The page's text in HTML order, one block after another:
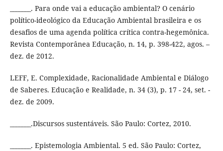
_______. Para onde vai a educação ambiental? O cenário
político-ideológico da Educação Ambiental brasileira e os
desafios de uma agenda política crítica contra-hegemônica.
Revista Contemporânea Educação, n. 14, p. 398-422, agos. –
dez. de 2012.
LEFF, E. Complexidade, Racionalidade Ambiental e Diálogo
de Saberes. Educação e Realidade, n. 34 (3), p. 17 - 24, set. -
dez. de 2009.
_______.Discursos sustentáveis. São Paulo: Cortez, 2010.
_______. Epistemologia Ambiental. 5 ed. São Paulo: Cortez,